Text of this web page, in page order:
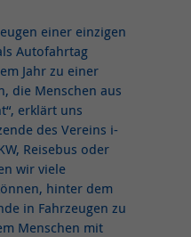
einer einzigen
Autofahrtag
Jahr zu einer
die Menschen aus
erklärt uns
des Vereins i-
Reisebus oder
wir viele
hinter dem
in Fahrzeugen zu
Menschen mit